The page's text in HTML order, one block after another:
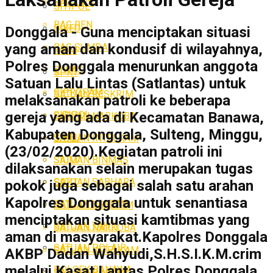
SITIPOL
SIKEU
SIUM
SPKT
SATUAN RESKRIM
SATUAN NARKOBA
SATUAN INTELKAM
SATUAN BINMAS
SATUAN SABHARA
SATUAN LANTAS
SATUAN TAHTI
SATUAN POLAIR
POLSEK BANAWA
BAG REN
BAG SUMDA
SIWAS
SIPROPAM
SITIPOL
SIKEU
SIUM
SPKT
SATUAN RESKRIM
SATUAN NARKOBA
SATUAN INTELKAM
Donggala - Guna menciptakan situasi
yang aman dan kondusif di wilayahnya,
Polres Donggala menurunkan anggota
Satuan Lalu Lintas (Satlantas) untuk
melaksanakan patroli ke beberapa
gereja yang ada di Kecamatan Banawa,
Kabupaten Donggala, Sulteng, Minggu,
(23/02/2020).Kegiatan patroli ini
dilaksanakan selain merupakan tugas
pokok juga sebagai salah satu arahan
Kapolres Donggala untuk senantiasa
menciptakan situasi kamtibmas yang
aman di masyarakat.Kapolres Donggala
AKBP Dadan Wahyudi,S.H.S.I.K.M.crim